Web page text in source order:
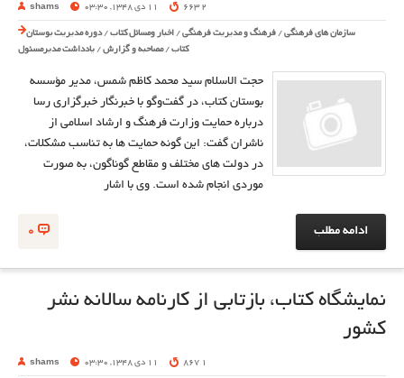
shams 11 دی 1348, 03:30 2 663
سازمان های فرهنگی / فرهنگ و مدیریت فرهنگی / اخبار ومسائل کتاب /دوره مدیریت بوستان
کتاب /مصاحبه و گزارش / یادداشت مدیرمسئول
حجت الاسلام سيد محمد كاظم شمس، مدير مؤسسه
بوستان كتاب، در گفت‌و‌گو با خبرنگار خبرگزاري رسا
درباره حمايت وزارت فرهنگ و ارشاد اسلامي از
ناشران گفت: اين گونه حمايت ها به تناسب مشكلات،
در دولت هاي مختلف و مقاطع گوناگون، به صورت
موردي انجام شده است. وي با اشار
0 ادامه مطلب
نمايشگاه كتاب، بازتابی از كارنامه سالانه نشر
كشور
shams 11 دی 1348, 03:30 1 867